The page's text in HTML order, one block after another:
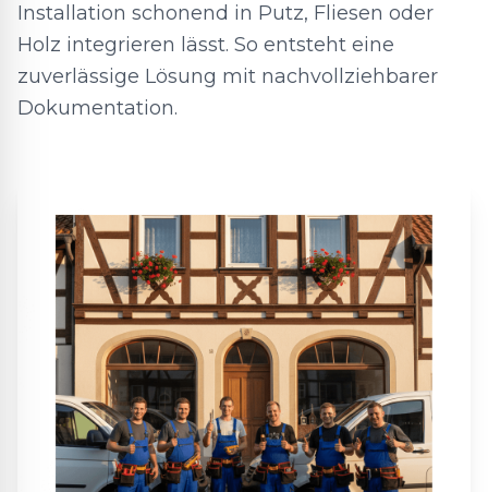
Installation schonend in Putz, Fliesen oder
Holz integrieren lässt. So entsteht eine
zuverlässige Lösung mit nachvollziehbarer
Dokumentation.